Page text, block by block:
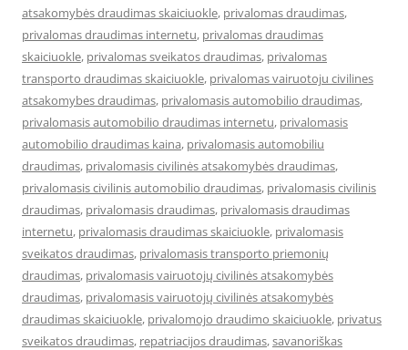
atsakomybės draudimas skaiciuokle, privalomas draudimas,
privalomas draudimas internetu, privalomas draudimas
skaiciuokle, privalomas sveikatos draudimas, privalomas
transporto draudimas skaiciuokle, privalomas vairuotoju civilines
atsakomybes draudimas, privalomasis automobilio draudimas,
privalomasis automobilio draudimas internetu, privalomasis
automobilio draudimas kaina, privalomasis automobiliu
draudimas, privalomasis civilinės atsakomybės draudimas,
privalomasis civilinis automobilio draudimas, privalomasis civilinis
draudimas, privalomasis draudimas, privalomasis draudimas
internetu, privalomasis draudimas skaiciuokle, privalomasis
sveikatos draudimas, privalomasis transporto priemonių
draudimas, privalomasis vairuotojų civilinės atsakomybės
draudimas, privalomasis vairuotojų civilinės atsakomybės
draudimas skaiciuokle, privalomojo draudimo skaiciuokle, privatus
sveikatos draudimas, repatriacijos draudimas,savanoriškas